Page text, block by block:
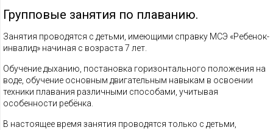
Групповые занятия по плаванию.
Занятия проводятся с детьми, имеющими справку МСЭ «Ребенок-
инвалид» начиная с возраста 7 лет.
Обучение дыханию, постановка горизонтального положения на
воде, обучение основным двигательным навыкам в освоении
техники плавания различными способами, учитывая
особенности ребёнка.
В настоящее время занятия проводятся только с детьми,